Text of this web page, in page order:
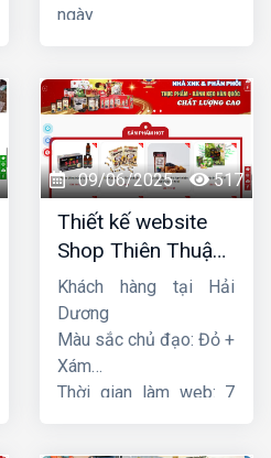
ngày
09/06/2025 517
Thiết kế website
Shop Thiên Thuận
Phát
Khách hàng tại Hải
Dương
Màu sắc chủ đạo: Đỏ +
Xám
Thời gian làm web: 7